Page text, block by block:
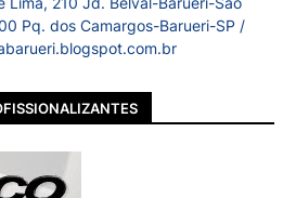
Pq. dos Camargos-Barueri-SP /